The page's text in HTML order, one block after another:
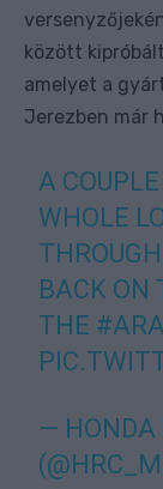
között
amelyet a
Jerezben már
A
WHOLE
BACK ON
THE
— HONDA